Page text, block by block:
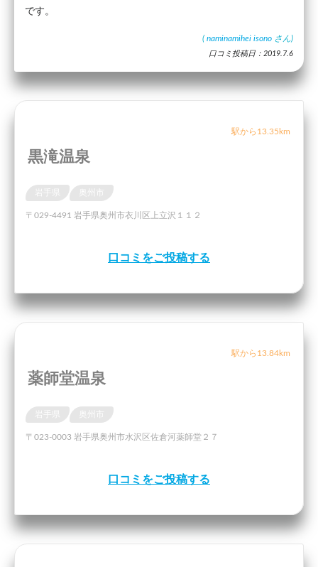
です。
( naminamihei isono さん)
口コミ投稿日：2019.7.6
駅から13.35km
黒滝温泉
岩手県
〒029-4491 岩手県奥州市衣川区上立沢１１２
口コミをご投稿する
駅から13.84km
薬師堂温泉
岩手県
〒023-0003 岩手県奥州市水沢区佐倉河薬師堂２７
口コミをご投稿する